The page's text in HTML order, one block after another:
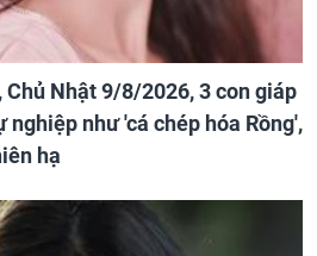
Nhật 9/8/2026, 3 con giáp
nghiệp như 'cá chép hóa Rồng',
hạ